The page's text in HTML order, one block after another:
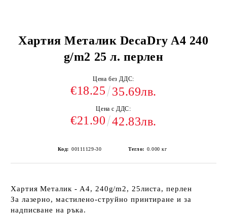
Хартия Металик DecaDry A4 240
g/m2 25 л. перлен
Цена без ДДС:
€18.25 35.69лв.
Цена с ДДС:
€21.90 42.83лв.
Код: 00111129-30 Тегло: 0.000 кг
Хартия Металик - А4, 240g/m2, 25листа, перлен
За лазерно, мастилено-струйно принтиране и за
надписване на ръка.